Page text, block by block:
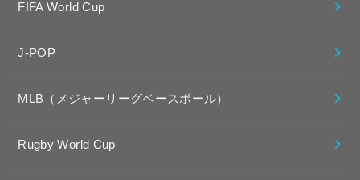
FIFA World Cup
J-POP
MLB（メジャーリーグベースボール）
Rugby World Cup